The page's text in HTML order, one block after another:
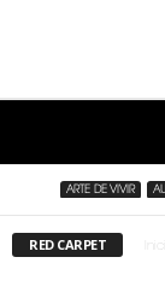
ARTE DE VIVIR
RED CARPET